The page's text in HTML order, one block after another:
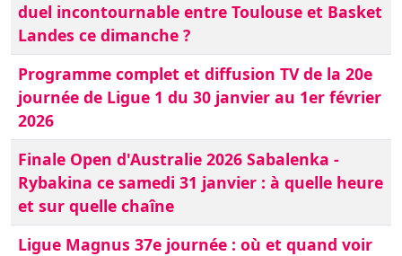
duel incontournable entre Toulouse et Basket
Landes ce dimanche ?
Programme complet et diffusion TV de la 20e
journée de Ligue 1 du 30 janvier au 1er février
2026
Finale Open d'Australie 2026 Sabalenka -
Rybakina ce samedi 31 janvier : à quelle heure
et sur quelle chaîne
Ligue Magnus 37e journée : où et quand voir